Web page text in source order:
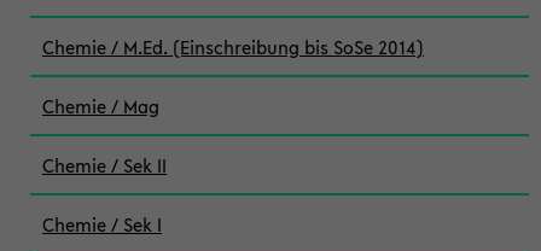
Chemie / M.Ed. (Einschreibung bis SoSe 2014)
Chemie / Mag
Chemie / Sek II
Chemie / Sek I